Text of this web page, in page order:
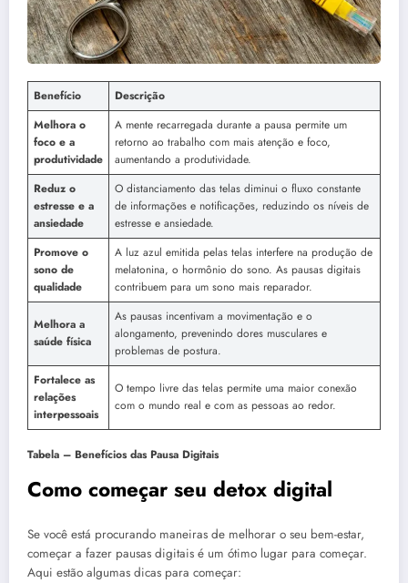
Benefício
Descrição
Melhora o
foco e a
produtividade
A mente recarregada durante a pausa permite um
retorno ao trabalho com mais atenção e foco,
aumentando a produtividade.
Reduz o
estresse e a
ansiedade
O distanciamento das telas diminui o fluxo constante
de informações e notificações, reduzindo os níveis de
estresse e ansiedade.
Promove o
sono de
qualidade
A luz azul emitida pelas telas interfere na produção de
melatonina, o hormônio do sono. As pausas digitais
contribuem para um sono mais reparador.
Melhora a
saúde física
As pausas incentivam a movimentação e o
alongamento, prevenindo dores musculares e
problemas de postura.
Fortalece as
relações
interpessoais
O tempo livre das telas permite uma maior conexão
com o mundo real e com as pessoas ao redor.
Tabela – Benefícios das Pausa Digitais
Como começar seu detox digital
Se você está procurando maneiras de melhorar o seu bem-estar,
começar a fazer pausas digitais é um ótimo lugar para começar.
Aqui estão algumas dicas para começar: